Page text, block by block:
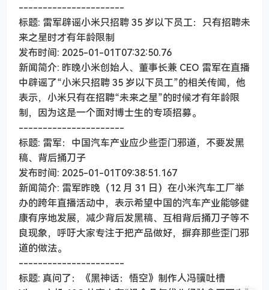
----------------------
标题: 雷军辟谣小米只招聘 35 岁以下员工：只有招聘未
来之星时才有年龄限制
发布时间: 2025-01-01T07:32:50.76
新闻简介: 昨晚小米创始人、董事长兼 CEO 雷军在直播
中辟谣了“小米只招聘 35 岁以下员工”的相关传闻，他
表示，小米只有在招聘“未来之星”的时候才有年龄限
制，因为这是一个面对博士生的专项招募。
----------------------
标题: 雷军：中国汽车产业应少些歪门邪道，不要发黑
稿、背后捅刀子
发布时间: 2025-01-01T09:38:51.167
新闻简介: 雷军昨晚（12 月 31 日）在小米汽车工厂举
办的跨年直播活动中，表示希望中国的汽车产业能够健
康有序地发展，减少背后发黑稿、互相背后捅刀子等不
良现象，呼吁大家专注于把产品做好，摒弃那些歪门邪
道的做法。
----------------------
标题: 真问了：《黑神话：悟空》制作人冯骥吐槽